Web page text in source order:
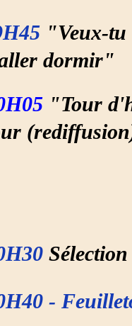
"Veux-tu
dormir"
"Tour
-